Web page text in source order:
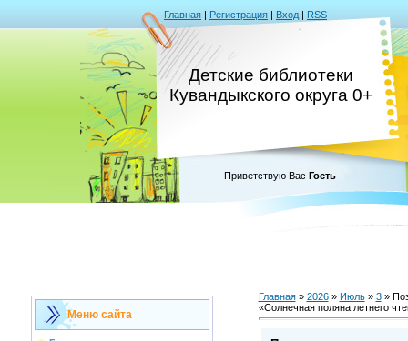
Главная | Регистрация | Вход | RSS
Детские библиотеки
Кувандыкского округа 0+
Приветствую Вас Гость
Меню сайта
Главная» 2026 » Июль » 3»
«Солнечная поляна летнего